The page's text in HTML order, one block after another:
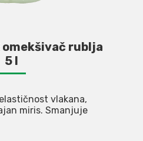
omekšivač rublja
5 l
vlakana,
miris. Smanjuje